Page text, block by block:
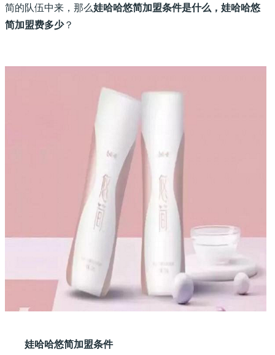
简的队伍中来，那么娃哈哈悠简加盟条件是什么，娃哈哈悠
简加盟费多少？
娃哈哈悠简加盟条件